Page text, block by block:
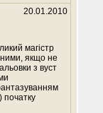
20.01.2010
магістр
якщо не
з вуст
початку